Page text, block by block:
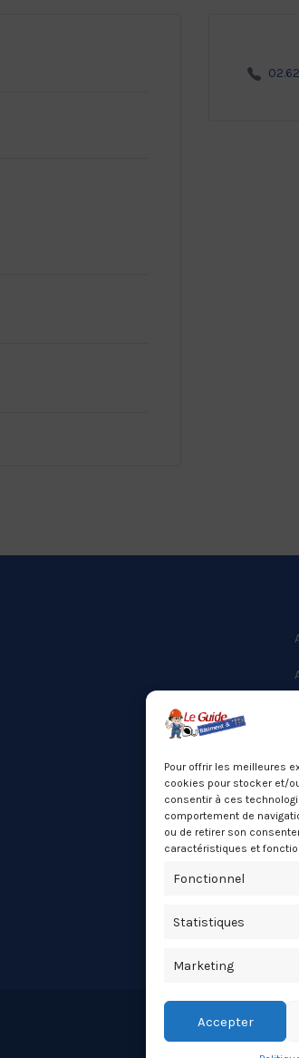
Pour offrir les meilleures
cookies pour stocker et/
consentir à ces
comportement de
ou de retirer son
caractéristiques et
Fonctionnel
Statistiques
Marketing
Accepter